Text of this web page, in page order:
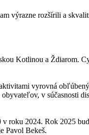
výrazne rozšírili a
Kotlinou a Ždiarom.
vyrovná
v súčasnosti
roku 2024. Rok 2025
Pavol Bekeš.